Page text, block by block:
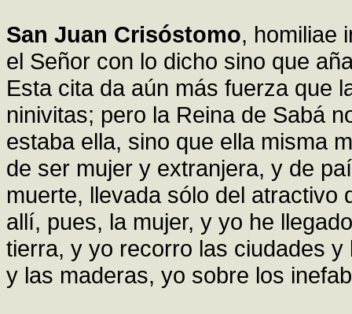
San Juan Crisóstomo, homiliae
el Señor con lo dicho sino que
Esta cita da aún más fuerza que
ninivitas; pero la Reina de Sabá
estaba ella, sino que ella misma
de ser mujer y extranjera, y de
muerte, llevada sólo del atractivo
allí, pues, la mujer, y yo he
tierra, y yo recorro las ciudades
y las maderas, yo sobre los